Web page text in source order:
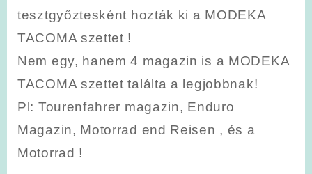
tesztgyőztesként hozták ki a MODEKA
TACOMA szettet !
Nem egy, hanem 4 magazin is a MODEKA
TACOMA szettet találta a legjobbnak!
Pl: Tourenfahrer magazin, Enduro
Magazin, Motorrad end Reisen , és a
Motorrad !